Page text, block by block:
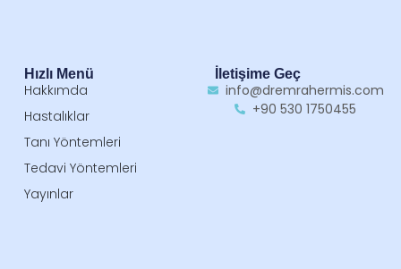
Hızlı Menü
Hakkımda
Hastalıklar
Tanı Yöntemleri
Tedavi Yöntemleri
Yayınlar
İletişime Geç
info@dremrahermis.com
+90 530 1750455